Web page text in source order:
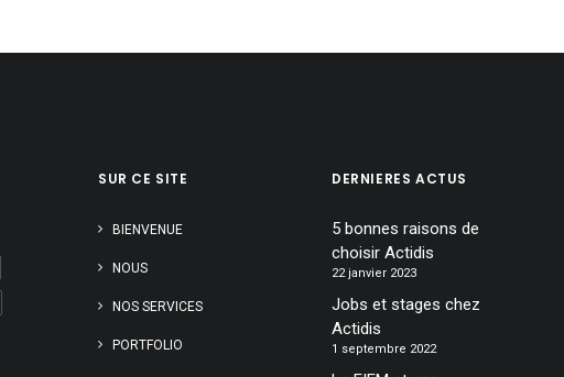
SUR CE SITE
BIENVENUE
NOUS
NOS SERVICES
PORTFOLIO
DERNIERES ACTUS
5 bonnes raisons de
choisir Actidis
22 janvier 2023
Jobs et stages chez
Actidis
1 septembre 2022